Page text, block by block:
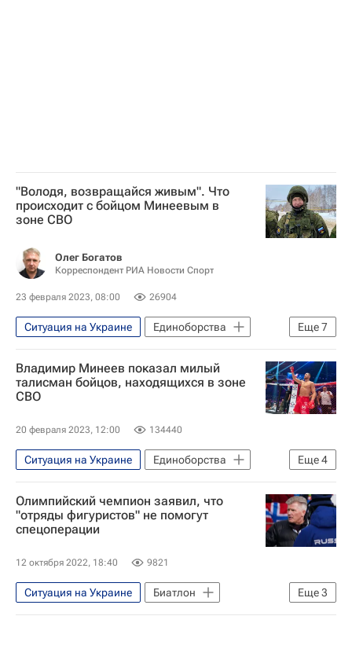
"Володя, возвращайся живым". Что
происходит с бойцом Минеевым в
зоне СВО
Олег Богатов
Корреспондент РИА Новости Спорт
23 февраля 2023, 08:00 26904
Еще7
Ситуация на Украине
Единоборства
Интервью РИА Спорт
Авторы РИА Новости Спорт
Владимир Минеев
ММА (Смешанные единоборства)
Камил Гаджиев
Воздушно-десантные войска России
Вокруг спорта
Владимир Минеев показал милый
талисман бойцов, находящихся в зоне
СВО
20 февраля 2023, 12:00 134440
Еще4
Ситуация на Украине
Единоборства
Владимир Минеев
Спорт
ММА (Смешанные единоборства)
Вокруг спорта
Олимпийский чемпион заявил, что
"отряды фигуристов" не помогут
спецоперации
12 октября 2022, 18:40 9821
Еще3
Ситуация на Украине
Биатлон
Дмитрий Васильев